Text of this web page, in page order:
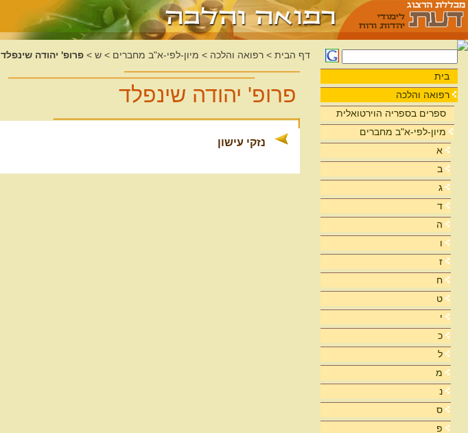
בית
רפואה והלכה
ספרים בספריה הוירטואלית
מיון-לפי-א"ב מחברים
א
ב
ג
ד
ה
ו
ז
ח
ט
י
כ
ל
מ
נ
ס
פ
דף הבית > רפואה והלכה > מיון-לפי-א"ב מחברים > ש > פרופ' יהודה שינפלד
פרופ' יהודה שינפלד
נזקי עישון